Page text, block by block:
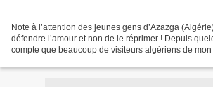
Note à l’attention des jeunes gens d’Azazga
défendre l’amour et non de le réprimer ! Depuis
compte que beaucoup de visiteurs algériens de